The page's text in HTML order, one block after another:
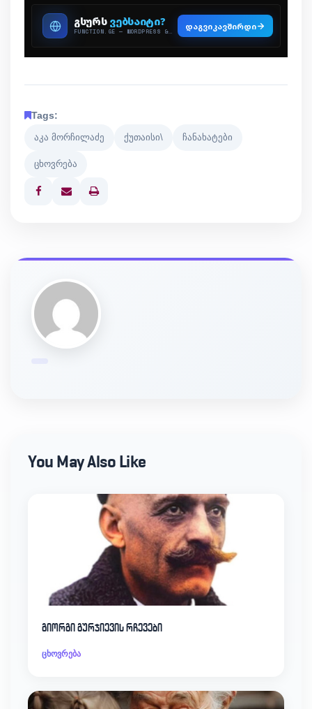
Tags:
აკა მორჩილაძე ქუთაისი\ ჩანახატები
ცხოვრება
Print
You May Also Like
გიორგი გურჯიევის რჩევები
ცხოვრება